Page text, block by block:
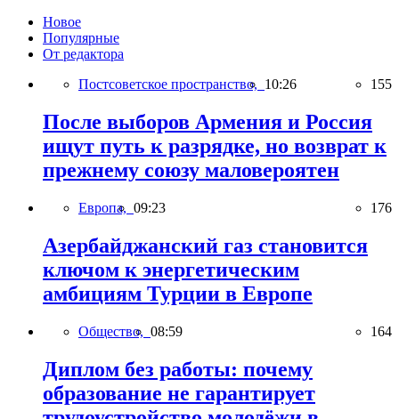
Новое
Популярные
От редактора
Постсоветское пространство, 10:26 155
После выборов Армения и Россия
ищут путь к разрядке, но возврат к
прежнему союзу маловероятен
Европа, 09:23 176
Азербайджанский газ становится
ключом к энергетическим
амбициям Турции в Европе
Общество, 08:59 164
Диплом без работы: почему
образование не гарантирует